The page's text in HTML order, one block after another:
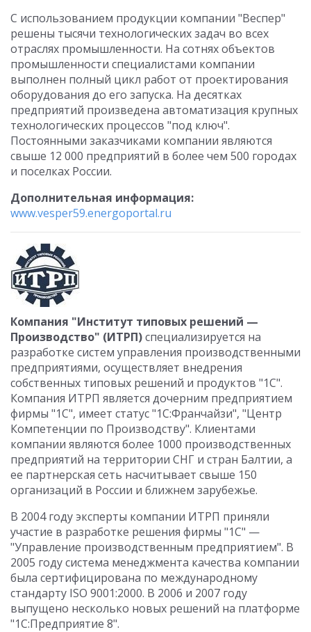
С использованием продукции компании "Веспер"
решены тысячи технологических задач во всех
отраслях промышленности. На сотнях объектов
промышленности специалистами компании
выполнен полный цикл работ от проектирования
оборудования до его запуска. На десятках
предприятий произведена автоматизация крупных
технологических процессов "под ключ".
Постоянными заказчиками компании являются
свыше 12 000 предприятий в более чем 500 городах
и поселках России.
Дополнительная информация:
www.vesper59.energoportal.ru
Компания "Институт типовых решений —
Производство" (ИТРП)специализируется на
разработке систем управления производственными
предприятиями, осуществляет внедрения
собственных типовых решений и продуктов "1С".
Компания ИТРП является дочерним предприятием
фирмы "1С", имеет статус "1С:Франчайзи", "Центр
Компетенции по Производству". Клиентами
компании являются более 1000 производственных
предприятий на территории СНГ и стран Балтии, а
ее партнерская сеть насчитывает свыше 150
организаций в России и ближнем зарубежье.
В 2004 году эксперты компании ИТРП приняли
участие в разработке решения фирмы "1С" —
"Управление производственным предприятием". В
2005 году система менеджмента качества компании
была сертифицирована по международному
стандарту ISO 9001:2000. В 2006 и 2007 году
выпущено несколько новых решений на платформе
"1С:Предприятие 8".